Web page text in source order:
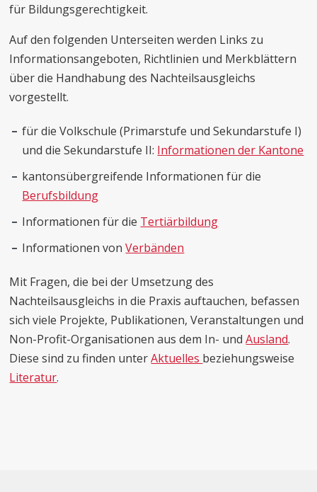
für Bildungsgerechtigkeit.
Auf den folgenden Unterseiten werden Links zu
Informationsangeboten, Richtlinien und Merkblättern
über die Handhabung des Nachteilsausgleichs
vorgestellt.
für die Volkschule (Primarstufe und Sekundarstufe I)
und die Sekundarstufe II: Informationen der Kantone
kantonsübergreifende Informationen für die
Berufsbildung
Informationen für die Tertiärbildung
Informationen vonVerbänden
Mit Fragen, die bei der Umsetzung des
Nachteilsausgleichs in die Praxis auftauchen, befassen
sich viele Projekte, Publikationen, Veranstaltungen und
Non-Profit-Organisationen aus dem In- undAusland.
Diese sind zu finden unterAktuelles beziehungsweise
Literatur.